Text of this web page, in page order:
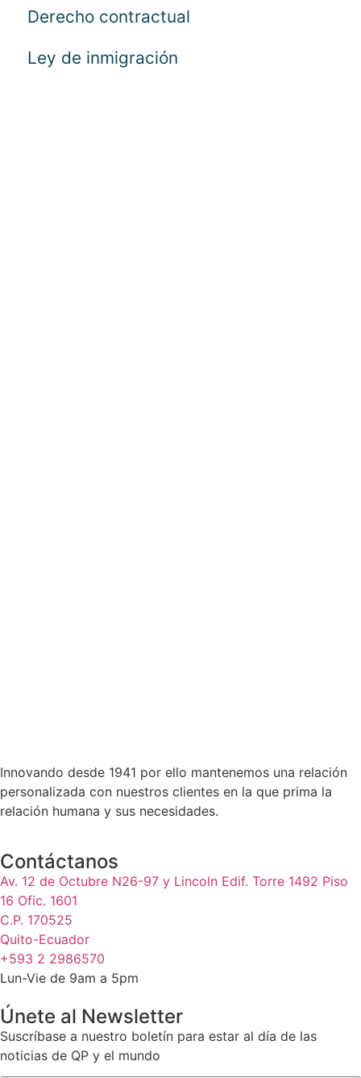
Derecho contractual
Ley de inmigración
Innovando desde 1941 por ello mantenemos una relación
personalizada con nuestros clientes en la que prima la
relación humana y sus necesidades.
Contáctanos
Av. 12 de Octubre N26-97 y Lincoln Edif. Torre 1492 Piso
16 Ofic. 1601
C.P. 170525
Quito-Ecuador
+593 2 2986570
Lun-Vie de 9am a 5pm
Únete al Newsletter
Suscríbase a nuestro boletín para estar al día de las
noticias de QP y el mundo